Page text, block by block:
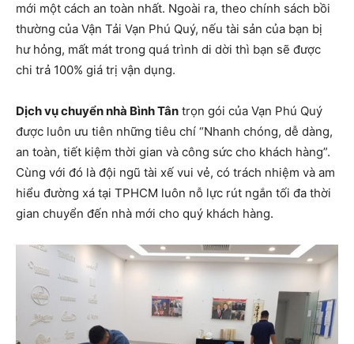
mới một cách an toàn nhất. Ngoài ra, theo chính sách bồi
thường của Vận Tải Vạn Phú Quý, nếu tài sản của bạn bị
hư hỏng, mất mát trong quá trình di dời thì bạn sẽ được
chi trả 100% giá trị vận dụng.
Dịch vụ chuyển nhà Bình Tân trọn gói của Vạn Phú Quý
được luôn ưu tiên những tiêu chí “Nhanh chóng, dễ dàng,
an toàn, tiết kiệm thời gian và công sức cho khách hàng”.
Cùng với đó là đội ngũ tài xế vui vẻ, có trách nhiệm và am
hiểu đường xá tại TPHCM luôn nỗ lực rút ngắn tối đa thời
gian chuyển đến nhà mới cho quý khách hàng.